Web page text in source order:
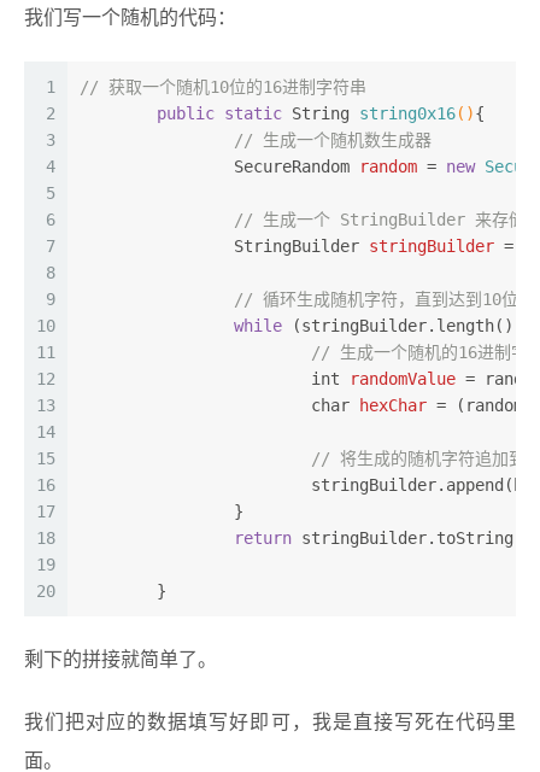
我们写一个随机的代码：
1
2
3
4
5
6
7
8
9
10
11
12
13
14
15
16
17
18
19
20
// 获取一个随机10位的16进制字符串
public static String string0x16(){
// 生成一个随机数生成器
SecureRandom
random = new
// 生成一个 StringBuilder 来存储随
StringBuilder stringBuilder =
// 循环生成随机字符，直到达到10位长
while (stringBuilder.length()
// 生成一个随机的16进制字
int
randomValue =
char
hexChar =
// 将生成的随机字符追加到
		}
return
	}
剩下的拼接就简单了。
我们把对应的数据填写好即可，我是直接写死在代码里
面。